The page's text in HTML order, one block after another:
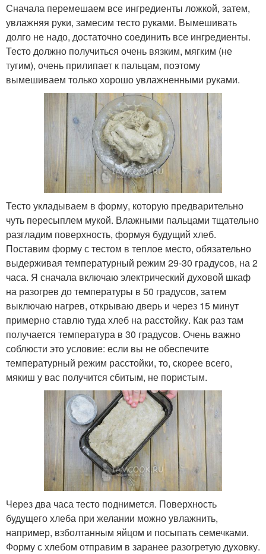
Сначала перемешаем все ингредиенты ложкой, затем,
увлажняя руки, замесим тесто руками. Вымешивать
долго не надо, достаточно соединить все ингредиенты.
Тесто должно получиться очень вязким, мягким (не
тугим), очень прилипает к пальцам, поэтому
вымешиваем только хорошо увлажненными руками.
Тесто укладываем в форму, которую предварительно
чуть пересыплем мукой. Влажными пальцами тщательно
разгладим поверхность, формуя будущий хлеб.
Поставим форму с тестом в теплое место, обязательно
выдерживая температурный режим 29-30 градусов, на 2
часа. Я сначала включаю электрический духовой шкаф
на разогрев до температуры в 50 градусов, затем
выключаю нагрев, открываю дверь и через 15 минут
примерно ставлю туда хлеб на расстойку. Как раз там
получается температура в 30 градусов. Очень важно
соблюсти это условие: если вы не обеспечите
температурный режим расстойки, то, скорее всего,
мякиш у вас получится сбитым, не пористым.
Через два часа тесто поднимется. Поверхность
будущего хлеба при желании можно увлажнить,
например, взболтанным яйцом и посыпать семечками.
Форму с хлебом отправим в заранее разогретую духовку.